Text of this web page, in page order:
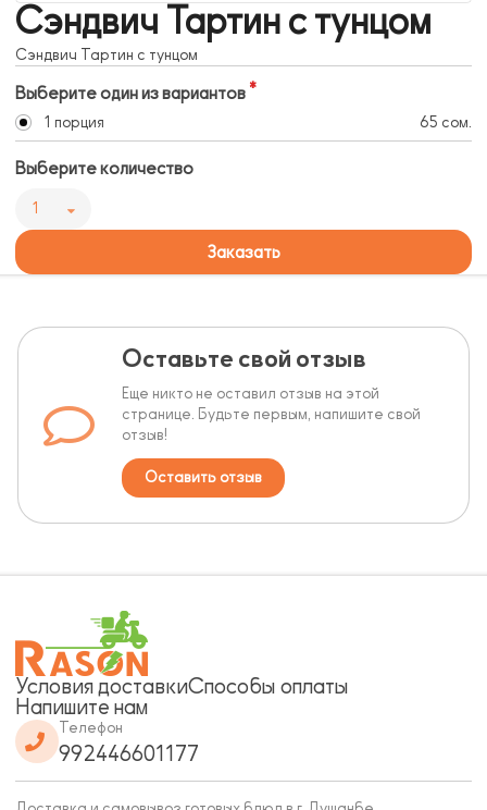
Сэндвич Тартин с тунцом
Сэндвич Тартин с тунцом
Выберите один из вариантов
1 порция 65 сом.
Выберите количество
1
Заказать
Оставьте свой отзыв
Еще никто не оставил отзыв на этой
странице. Будьте первым, напишите свой
отзыв!
Оставить отзыв
Условия доставкиСпособы оплаты
Напишите нам
Телефон
992446601177